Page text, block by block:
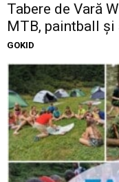
Tabere de Vară
MTB, paintball și
GOKID